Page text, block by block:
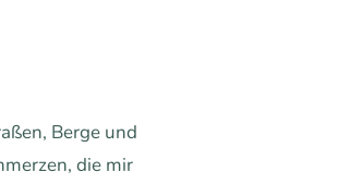
Berge und
die mir